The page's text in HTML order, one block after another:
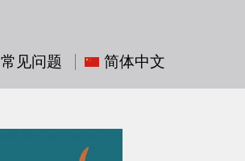
常见问题 简体中文